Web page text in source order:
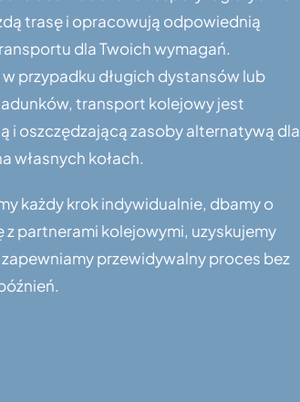
trasę i opracowują odpowiednią
dla Twoich wymagań.
przypadku długich dystansów lub
transport kolejowy jest
i oszczędzającą zasoby alternatywą dla
własnych kołach.
każdy krok indywidualnie, dbamy o
z partnerami kolejowymi, uzyskujemy
przewidywalny proces bez